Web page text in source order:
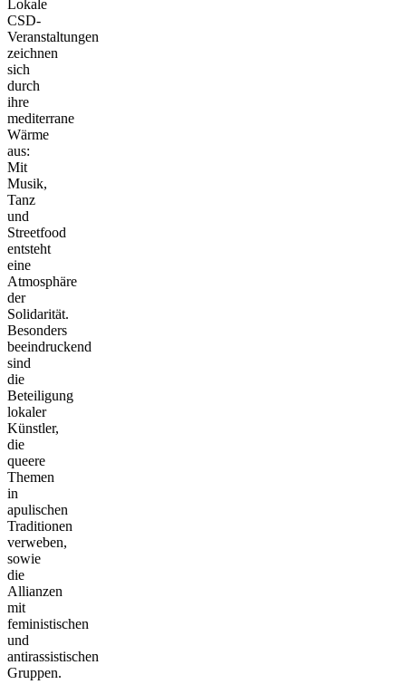
Lokale
CSD-
Veranstaltungen
zeichnen
sich
durch
ihre
mediterrane
Wärme
aus:
Mit
Musik,
Tanz
und
Streetfood
entsteht
eine
Atmosphäre
der
Solidarität.
Besonders
beeindruckend
sind
die
Beteiligung
lokaler
Künstler,
die
queere
Themen
in
apulischen
Traditionen
verweben,
sowie
die
Allianzen
mit
feministischen
und
antirassistischen
Gruppen.